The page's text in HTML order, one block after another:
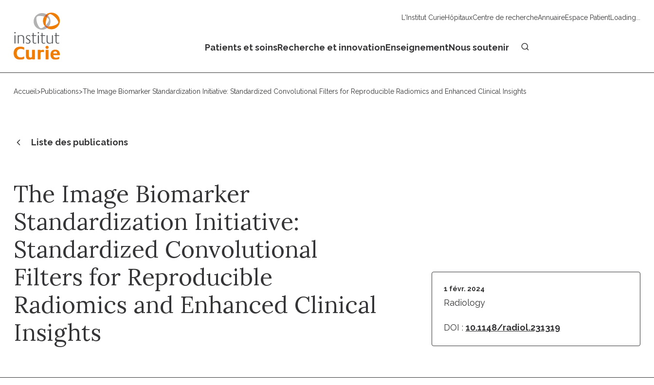
L'Institut CurieHôpitauxCentre de rechercheAnnuaireEspace PatientLoading...
Patients et soinsRecherche et innovationEnseignementNous soutenir
Accueil >Publications>The Image Biomarker Standardization Initiative: Standardized Convolutional Filters for Reproducible Radiomics and Enhanced Clinical Insights
Liste des publications
The Image Biomarker
Standardization Initiative:
Standardized Convolutional
Filters for Reproducible
Radiomics and Enhanced Clinical
Insights
1 févr. 2024
Radiology
DOI : 10.1148/radiol.231319